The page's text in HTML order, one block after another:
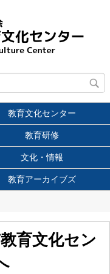
教育文化センター
教育研修
文化・情報
教育アーカイブズ
育文化セン